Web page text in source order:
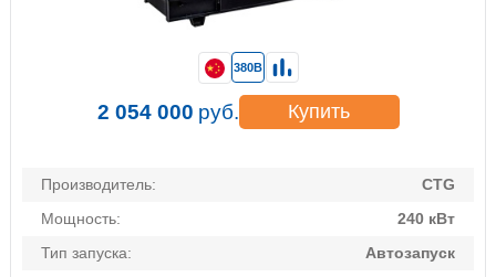
Производитель:
CTG
Мощность:
240 кВт
Тип запуска:
Автозапуск
380В
2 054 000 руб. Купить